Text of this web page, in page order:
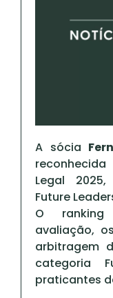
A sócia
Legal
Future
O
avaliação,
arbitragem
categoria
praticantes